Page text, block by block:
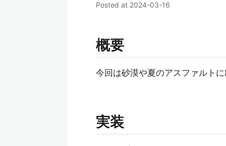
Posted at 2024-03-16
概要
今回は砂漠や夏のアスファルト
実装